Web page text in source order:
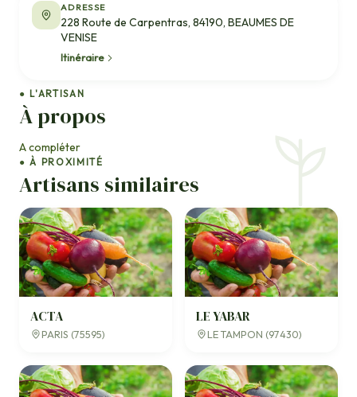
● L'ARTISAN
À propos
A compléter
● À PROXIMITÉ
Artisans similaires
ACTA
PARIS (75595)
LE YABAR
LE TAMPON (97430)
ADRESSE
228 Route de Carpentras, 84190, BEAUMES DE
VENISE
Itinéraire